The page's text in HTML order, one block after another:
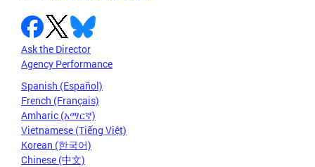
Ask the Director
Agency Performance
Spanish (Español)
French (Français)
Amharic (አማርኛ)
Vietnamese (Tiếng Việt)
Korean (한국어)
Chinese (中文)